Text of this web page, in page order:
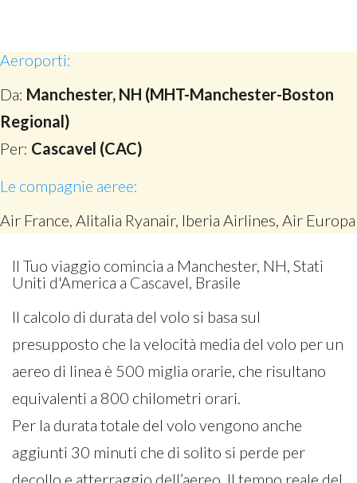
Aeroporti:
Da: Manchester, NH (MHT-Manchester-Boston
Regional)
Per: Cascavel (CAC)
Le compagnie aeree:
Air France, Alitalia Ryanair, Iberia Airlines, Air Europa
Il Tuo viaggio comincia a Manchester, NH, Stati
Uniti d'America a Cascavel, Brasile
Il calcolo di durata del volo si basa sul
presupposto che la velocità media del volo per un
aereo di linea è 500 miglia orarie, che risultano
equivalenti a 800 chilometri orari.
Per la durata totale del volo vengono anche
aggiunti 30 minuti che di solito si perde per
decollo e atterraggio dell’aereo. Il tempo reale del